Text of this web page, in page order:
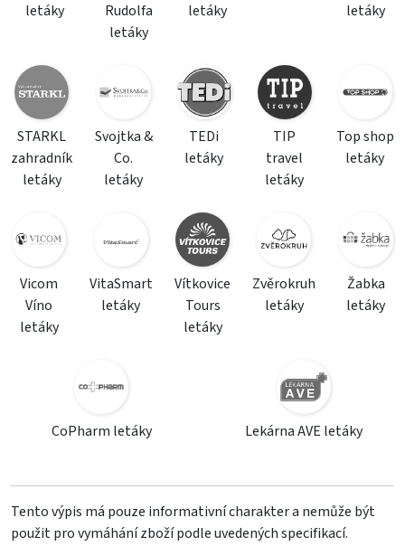
letáky
Rudolfa
letáky
letáky
letáky
STARKL
zahradník
letáky
Svojtka &
Co.
letáky
TEDi
letáky
TIP
travel
letáky
Top shop
letáky
Vicom
Víno
letáky
VitaSmart
letáky
Vítkovice
Tours
letáky
Zvěrokruh
letáky
Žabka
letáky
CoPharm letáky Lekárna AVE letáky
Tento výpis má pouze informativní charakter a nemůže být
použit pro vymáhání zboží podle uvedených specifikací.